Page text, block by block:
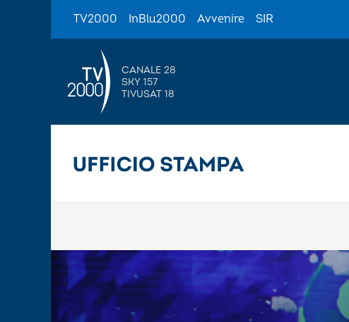
TV2000 InBlu2000 Avvenire SIR
CANALE 28
SKY 157
TIVUSAT 18